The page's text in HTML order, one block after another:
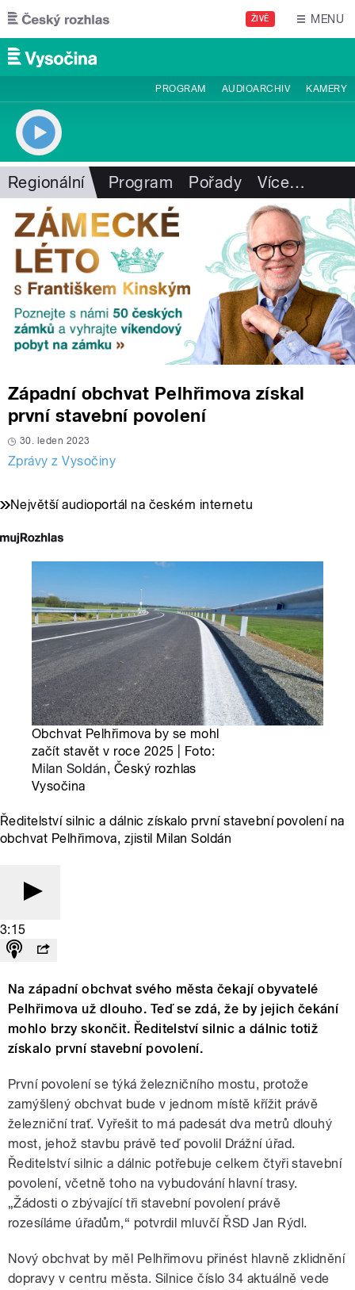
Přejít k hlavnímu obsahu
ŽIVĚ MENU
PROGRAM AUDIOARCHIV KAMERY
Regionální Program Pořady Více…
Západní obchvat Pelhřimova získal
první stavební povolení
30. leden 2023
Zprávy z Vysočiny
Největší audioportál na českém internetu
Obchvat Pelhřimova by se mohl
začít stavět v roce 2025 | Foto:
Milan Soldán, Český rozhlas
Vysočina
Ředitelství silnic a dálnic získalo první stavební povolení na
obchvat Pelhřimova, zjistil Milan Soldán
3:15
Na západní obchvat svého města čekají obyvatelé
Pelhřimova už dlouho. Teď se zdá, že by jejich čekání
mohlo brzy skončit. Ředitelství silnic a dálnic totiž
získalo první stavební povolení.
První povolení se týká železničního mostu, protože
zamýšlený obchvat bude v jednom místě křížit právě
železniční trať. Vyřešit to má padesát dva metrů dlouhý
most, jehož stavbu právě teď povolil Drážní úřad.
Ředitelství silnic a dálnic potřebuje celkem čtyři stavební
povolení, včetně toho na vybudování hlavní trasy.
„Žádosti o zbývající tři stavební povolení právě
rozesíláme úřadům,“ potvrdil mluvčí ŘSD Jan Rýdl.
Nový obchvat by měl Pelhřimovu přinést hlavně zklidnění
dopravy v centru města. Silnice číslo 34 aktuálně vede